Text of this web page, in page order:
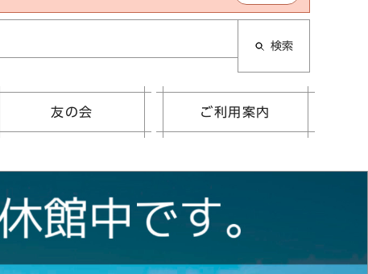
検索
友の会 ご利用案内